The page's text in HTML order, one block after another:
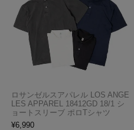
ロサンゼルスアパレル LOS ANGE
LES APPAREL 18412GD 18/1 シ
ョートスリーブ ポロTシャツ
¥6,990